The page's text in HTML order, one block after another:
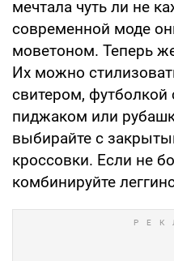
мечтала чуть ли не
современной моде
моветоном. Теперь
Их можно
свитером, футболкой
пиджаком или
выбирайте с
кроссовки. Если не
комбинируйте